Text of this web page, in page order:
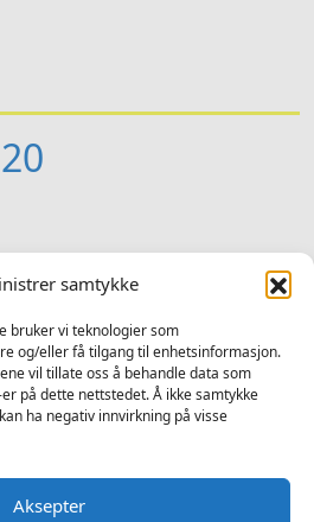
samtykke
bruker vi teknologier som
og/eller få tilgang til enhetsinformasjon.
vil tillate oss å behandle data som
på dette nettstedet. Å ikke samtykke
ha negativ innvirkning på visse
Aksepter
for nyheiter og tilbod
TripAdvisor
YouTube